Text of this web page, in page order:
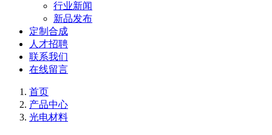
行业新闻
新品发布
定制合成
人才招聘
联系我们
在线留言
首页
产品中心
光电材料